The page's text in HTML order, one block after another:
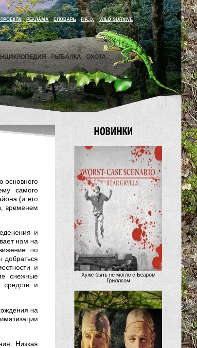
РЕКЛАМА СЛОВАРЬ F.A.Q. WILD SURVIVE
РЫБАЛКА ОХОТА
основного
самого
(и его
временем
и
нам на
по
и
снежные
средств и
на
Низкая
Хуже быть не могло с Беаром
Гриллсом